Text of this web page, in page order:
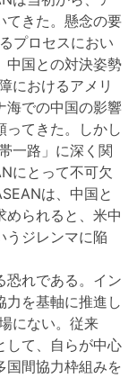
てきた。懸念の要
プロセスにおい
中国との対決姿勢
におけるアメリ
海での中国の影響
ってきた。しかし
一路」に深く関
にとって不可欠
は、中国と
められると、米中
うジレンマに陥
れである。イン
力を基軸に推進し
にない。従来
して、自らが中心
国間協力枠組みを